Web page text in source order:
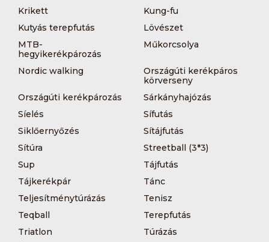
Krikett
Kung-fu
Kutyás terepfutás
Lövészet
MTB-
hegyikerékpározás
Műkorcsolya
Nordic walking
Országúti kerékpáros
körverseny
Országúti kerékpározás
Sárkányhajózás
Síelés
Sífutás
Siklőernyőzés
Sítájfutás
Sítúra
Streetball (3*3)
Sup
Tájfutás
Tájkerékpár
Tánc
Teljesítménytúrázás
Tenisz
Teqball
Terepfutás
Triatlon
Túrázás